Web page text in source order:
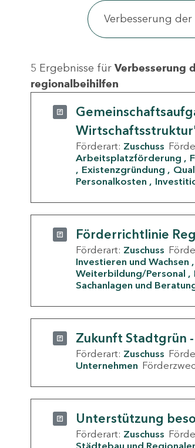
5 Ergebnisse für Verbesserung
regionalbeihilfen
Förderart: Zuschuss
Arbeitsplatzförderung
Existenzgründung
Personalkosten
Förderrichtlinie
Förderart: Zuschuss
Investieren und Wachsen
Weiterbildung/Personal
Sachanlagen und
Zukunft Stadtgrün
Förderart: Zuschuss
Unternehmen
Unterstützung
Förderart: Zuschuss